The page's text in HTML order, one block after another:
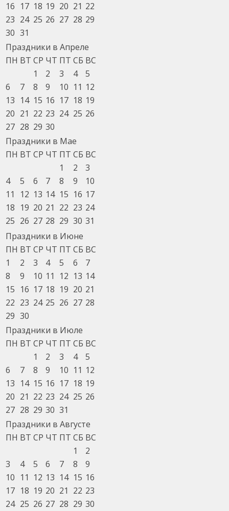
16 17 18 19 20 21 22
23 24 25 26 27 28 29
30 31
Праздники в Апреле
ПН ВТ СР ЧТ ПТ СБ ВС
1
2 3 4
5
6
7 8 9 10 11 12
13 14 15 16 17 18 19
20 21 22 23 24 25 26
27 28 29 30
Праздники в Мае
ПН ВТ СР ЧТ ПТ СБ ВС
1
2
3
4
5 6 7 8 9
10
11
12 13 14 15 16 17
18 19 20 21 22 23 24
25 26 27 28 29 30 31
Праздники в Июне
ПН ВТ СР ЧТ ПТ СБ ВС
1
2 3 4 5 6
7
8
9 10 11 12 13 14
15 16 17 18 19 20 21
22 23 24 25 26 27 28
29 30
Праздники в Июле
ПН ВТ СР ЧТ ПТ СБ ВС
1
2 3 4
5
6
7 8 9 10 11 12
13 14 15 16 17 18 19
20 21 22 23 24 25 26
27 28 29 30 31
Праздники в Августе
ПН ВТ СР ЧТ ПТ СБ ВС
1
2
3
4 5 6 7 8
9
10 11 12 13 14 15 16
17 18 19 20 21 22 23
24 25 26 27 28 29 30